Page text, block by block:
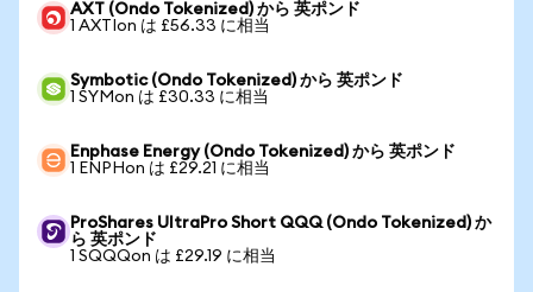
AXT (Ondo Tokenized) から 英ポンド
1 AXTIon は £56.33 に相当
Symbotic (Ondo Tokenized) から 英ポンド
1 SYMon は £30.33 に相当
Enphase Energy (Ondo Tokenized) から 英ポンド
1 ENPHon は £29.21 に相当
ProShares UltraPro Short QQQ (Ondo Tokenized) か
ら 英ポンド
1 SQQQon は £29.19 に相当